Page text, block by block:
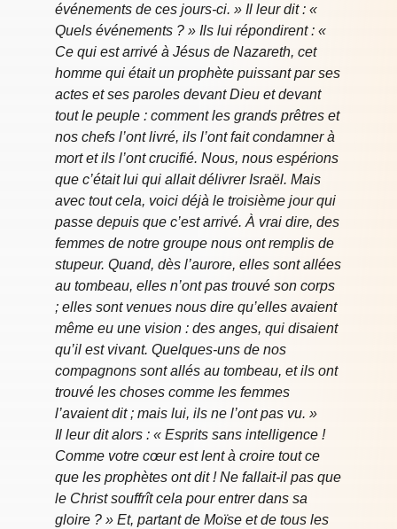
événements de ces jours-ci. » Il leur dit : «
Quels événements ? » Ils lui répondirent : «
Ce qui est arrivé à Jésus de Nazareth, cet
homme qui était un prophète puissant par ses
actes et ses paroles devant Dieu et devant
tout le peuple : comment les grands prêtres et
nos chefs l’ont livré, ils l’ont fait condamner à
mort et ils l’ont crucifié. Nous, nous espérions
que c’était lui qui allait délivrer Israël. Mais
avec tout cela, voici déjà le troisième jour qui
passe depuis que c’est arrivé. À vrai dire, des
femmes de notre groupe nous ont remplis de
stupeur. Quand, dès l’aurore, elles sont allées
au tombeau, elles n’ont pas trouvé son corps
; elles sont venues nous dire qu’elles avaient
même eu une vision : des anges, qui disaient
qu’il est vivant. Quelques-uns de nos
compagnons sont allés au tombeau, et ils ont
trouvé les choses comme les femmes
l’avaient dit ; mais lui, ils ne l’ont pas vu. »
Il leur dit alors : « Esprits sans intelligence !
Comme votre cœur est lent à croire tout ce
que les prophètes ont dit ! Ne fallait-il pas que
le Christ souffrît cela pour entrer dans sa
gloire ? » Et, partant de Moïse et de tous les